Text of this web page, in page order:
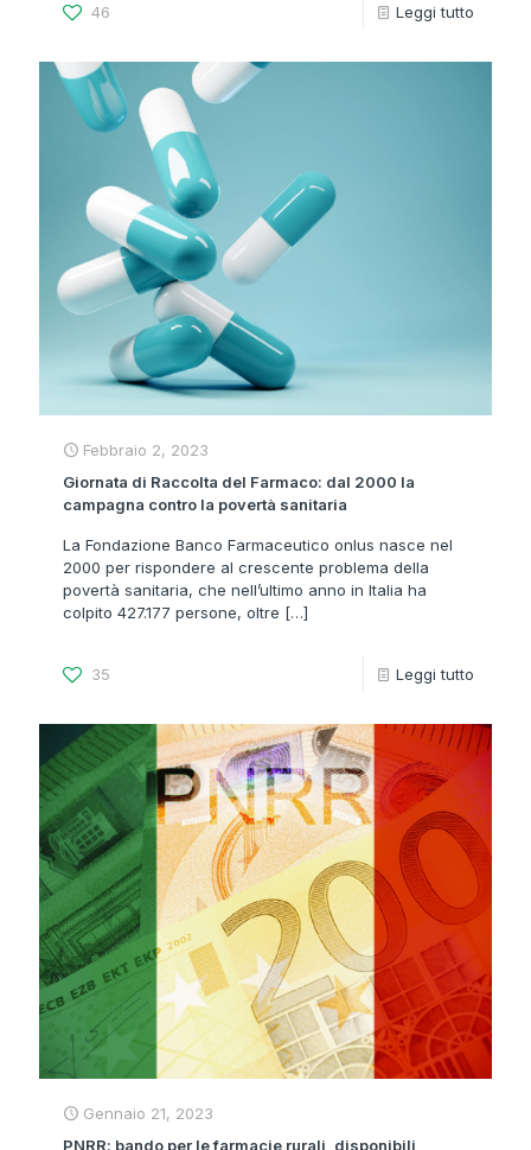
46 Leggi tutto
Febbraio 2, 2023
Giornata di Raccolta del Farmaco: dal 2000 la
campagna contro la povertà sanitaria
La Fondazione Banco Farmaceutico onlus nasce nel
2000 per rispondere al crescente problema della
povertà sanitaria, che nell’ultimo anno in Italia ha
colpito 427.177 persone, oltre […]
35 Leggi tutto
Gennaio 21, 2023
PNRR: bando per le farmacie rurali, disponibili